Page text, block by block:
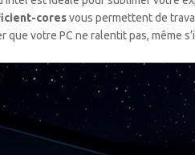
coresvous permettent de
votre PC ne ralentit pas, même